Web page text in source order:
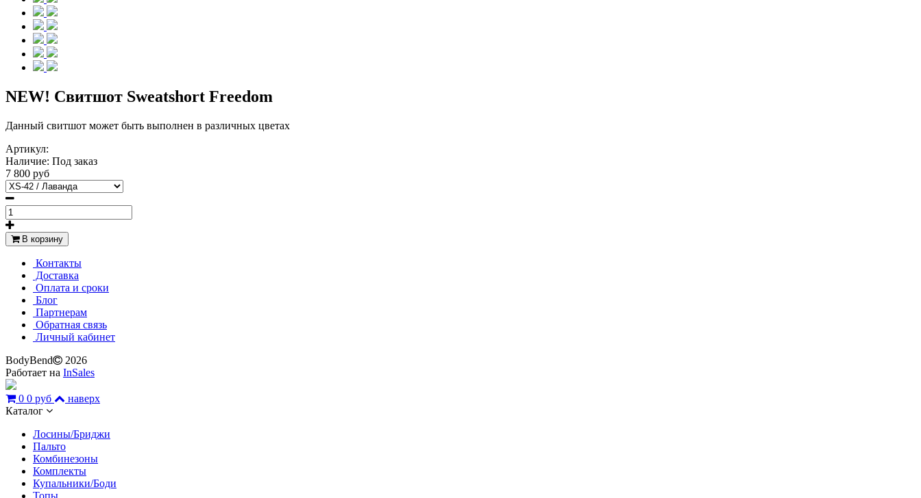
NEW! Свитшот Sweatshort Freedom
Данный свитшот может быть выполнен в различных цветах
Артикул:
Наличие: Под заказ
7 800 руб
В корзину
Контакты
Доставка
Оплата и сроки
Блог
Партнерам
Обратная связь
Личный кабинет
BodyBend
2026
Работает на InSales
0 0 руб
наверх
Каталог
Лосины/Бриджи
Пальто
Комбинезоны
Комплекты
Купальники/Боди
Топы